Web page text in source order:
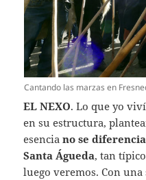
Cantando las marzas en
EL NEXO. Lo que yo
en su estructura,
esenciano se
Santa Águeda, tan
luego veremos. Con